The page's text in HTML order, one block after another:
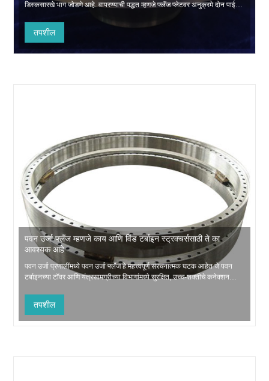
डिस्कसारखे भाग जोडणे आहे. वापरण्याची पद्धत म्हणजे फ्लॅंज प्लेटवर अनुक्रमे दोन पाईप्स,
तपशील
पवन उर्जा फ्लँज म्हणजे काय आणि विंड टर्बाइन स्ट्रक्चर्ससाठी ते का
आवश्यक आहे
पवन उर्जा प्रणालींमध्ये पवन उर्जा फ्लँज हे महत्त्वपूर्ण संरचनात्मक घटक आहेत जे पवन
टर्बाइनच्या टॉवर आणि यंत्रसामग्रीच्या विभागांमध्ये सुरक्षित, उच्च-शक्तीचे कनेक्शन
रचना आणि साहित्य, उत्पादन मानके, अनुप्रयोग आणि Jiangyin Hua...
तपशील